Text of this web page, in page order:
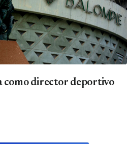
como director deportivo